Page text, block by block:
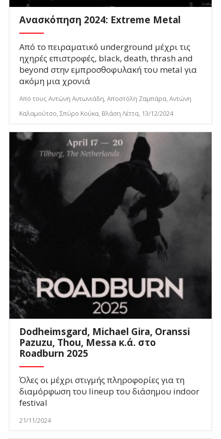
Ανασκόπηση 2024: Extreme Metal
Από το πειραματικό underground μέχρι τις
ηχηρές επιστροφές, black, death, thrash and
beyond στην εμπροσθοφυλακή του metal για
ακόμη μια χρονιά
Από τους Αντώνη Αντωνιάδη, Αποστόλη Ζαμπάρα, Αντώνη
Καλαμούτσο, Σπύρο Κούκα, Βλάση Λέττα, 13/12/2024
Dodheimsgard, Michael Gira, Oranssi
Pazuzu, Thou, Messa κ.ά. στο
Roadburn 2025
Όλες οι μέχρι στιγμής πληροφορίες για τη
διαμόρφωση του lineup του διάσημου indoor
festival
21/11/2024